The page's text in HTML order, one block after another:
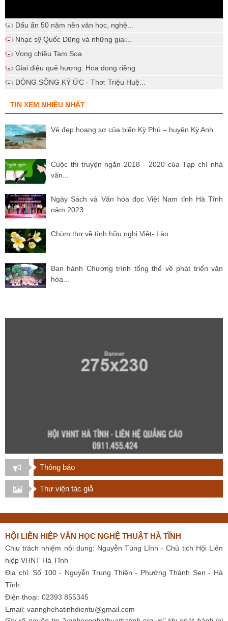
Dấu ấn 50 năm nền văn học, nghệ...
Nhạc sỹ Quốc Dũng và những giai...
Vọng chiều Tam Soa
Giai điệu quê hương: Hoa dong riềng
DÒNG SÔNG KÝ ỨC - Thơ: Triệu Huệ...
TIN XEM NHIỀU NHẤT
Vẻ đẹp hoang sơ của biển Kỳ Phú – huyện Kỳ Anh
Cuộc thi truyện ngắn 2018 - 2020 của Tạp chí nhà
văn...
Ngày Sách và Văn hóa đọc Việt Nam tỉnh Hà Tĩnh
năm 2023
Chùm thơ về tình hữu nghị Việt- Lào
Ban hành Chương trình tổng thể về phát triển văn
hóa...
Thông báo
Thư viện tác giả
HỘI LIÊN HIỆP VĂN HỌC NGHỆ THUẬT HÀ TĨNH
Chịu trách nhiệm nội dung: Nguyễn Tùng Lĩnh - Chủ tịch Hội Liên
hiệp VHNT Hà Tĩnh
Địa chỉ: Số 100 - Nguyễn Trung Thiên - Phường Thành Sen - Hà
Tĩnh
Điện thoại: 02393 855345
Email: vannghehatinhdientu@gmail.com